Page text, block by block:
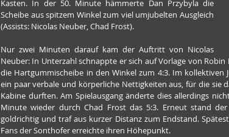
Kasten. In der 50. Minute hämmerte Dan Przybyla die
Scheibe aus spitzem Winkel zum viel umjubelten Ausgleich
(Assists: Nicolas Neuber, Chad Frost).
Nur zwei Minuten darauf kam der Auftritt von Nicolas
Neuber: In Unterzahl schnappte er sich auf Vorlage von
die Hartgummischeibe in den Winkel zum 4:3. Im kollektiven
ein paar verbale und körperliche Nettigkeiten aus, für die sie
Kabine durften. Am Spielausgang änderte dies allerdings
Minute wieder durch Chad Frost das 5:3. Erneut stand
goldrichtig und traf aus kurzer Distanz zum Endstand.
Fans der Sonthofer erreichte ihren Höhepunkt.